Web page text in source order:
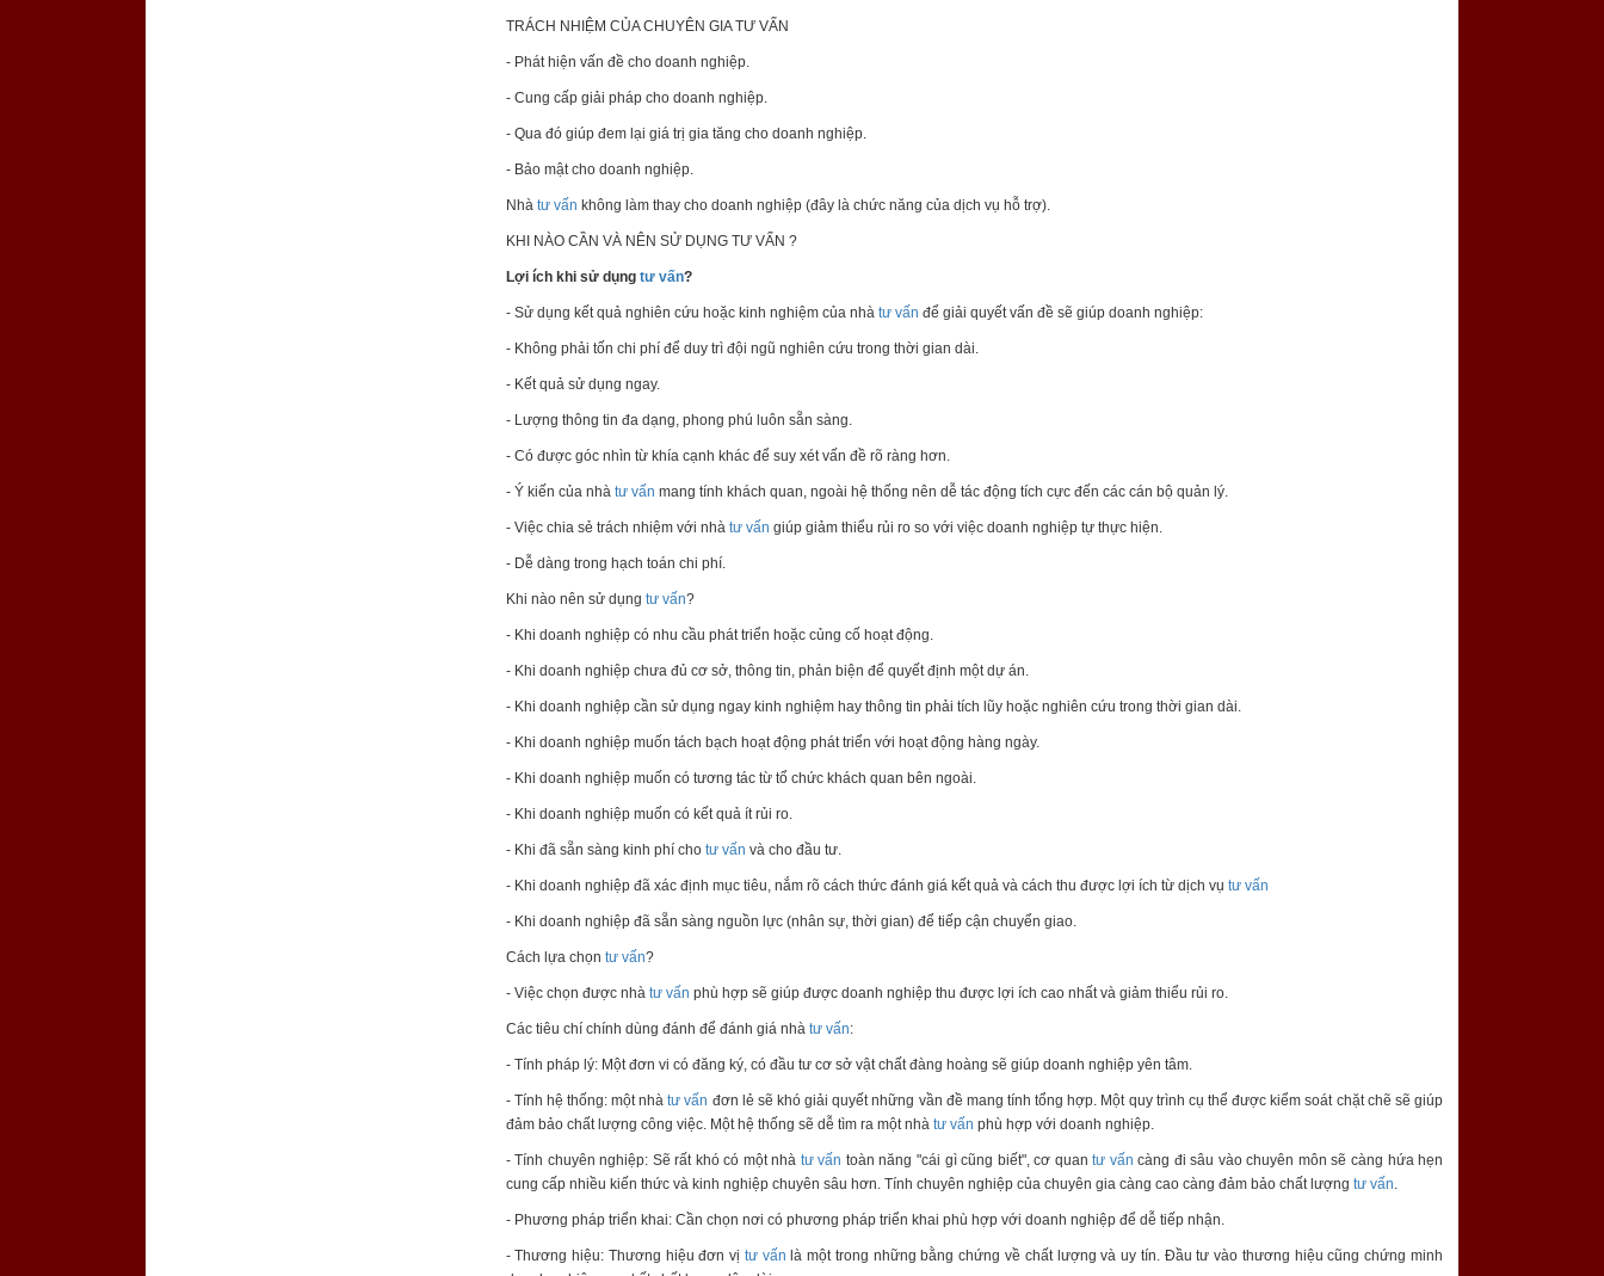
TRÁCH NHIỆM CỦA CHUYÊN GIA TƯ VẤN
- Phát hiện vấn đề cho doanh nghiệp.
- Cung cấp giải pháp cho doanh nghiệp.
- Qua đó giúp đem lại giá trị gia tăng cho doanh nghiệp.
- Bảo mật cho doanh nghiệp.
Nhà tư vấn không làm thay cho doanh nghiệp (đây là chức năng của dịch vụ hỗ trợ).
KHI NÀO CẦN VÀ NÊN SỬ DỤNG TƯ VẤN ?
Lợi ích khi sử dụng tư vấn?
- Sử dụng kết quả nghiên cứu hoặc kinh nghiệm của nhà tư vấn để giải quyết vấn đề sẽ giúp doanh nghiệp:
- Không phải tốn chi phí để duy trì đội ngũ nghiên cứu trong thời gian dài.
- Kết quả sử dụng ngay.
- Lượng thông tin đa dạng, phong phú luôn sẵn sàng.
- Có được góc nhìn từ khía cạnh khác để suy xét vấn đề rõ ràng hơn.
- Ý kiến của nhà tư vấn mang tính khách quan, ngoài hệ thống nên dễ tác động tích cực đến các cán bộ quản lý.
- Việc chia sẻ trách nhiệm với nhà tư vấn giúp giảm thiểu rủi ro so với việc doanh nghiệp tự thực hiện.
- Dễ dàng trong hạch toán chi phí.
Khi nào nên sử dụng tư vấn?
- Khi doanh nghiệp có nhu cầu phát triển hoặc củng cố hoạt động.
- Khi doanh nghiệp chưa đủ cơ sở, thông tin, phản biện để quyết định một dự án.
- Khi doanh nghiệp cần sử dụng ngay kinh nghiệm hay thông tin phải tích lũy hoặc nghiên cứu trong thời gian dài.
- Khi doanh nghiệp muốn tách bạch hoạt động phát triển với hoạt động hàng ngày.
- Khi doanh nghiệp muốn có tương tác từ tổ chức khách quan bên ngoài.
- Khi doanh nghiệp muốn có kết quả ít rủi ro.
- Khi đã sẵn sàng kinh phí cho tư vấn và cho đầu tư.
- Khi doanh nghiệp đã xác định mục tiêu, nắm rõ cách thức đánh giá kết quả và cách thu được lợi ích từ dịch vụ tư vấn
- Khi doanh nghiệp đã sẵn sàng nguồn lực (nhân sự, thời gian) để tiếp cận chuyển giao.
Cách lựa chọn tư vấn?
- Việc chọn được nhà tư vấn phù hợp sẽ giúp được doanh nghiệp thu được lợi ích cao nhất và giảm thiểu rủi ro.
Các tiêu chí chính dùng đánh để đánh giá nhà tư vấn:
- Tính pháp lý: Một đơn vi có đăng ký, có đầu tư cơ sở vật chất đàng hoàng sẽ giúp doanh nghiệp yên tâm.
- Tính hệ thống: một nhàtư vấn đơn lẻ sẽ khó giải quyết những vần đề mang tính tổng hợp. Một quy trình cụ thể được kiểm soát chặt chẽ sẽ giúp
đảm bảo chất lượng công việc. Một hệ thống sẽ dễ tìm ra một nhà tư vấn phù hợp với doanh nghiệp.
- Tính chuyên nghiệp: Sẽ rất khó có một nhà tư vấn toàn năng "cái gì cũng biết", cơ quantư vấn càng đi sâu vào chuyên môn sẽ càng hứa hẹn
cung cấp nhiều kiến thức và kinh nghiệp chuyên sâu hơn. Tính chuyên nghiệp của chuyên gia càng cao càng đảm bảo chất lượng tư vấn.
- Phương pháp triển khai: Cần chọn nơi có phương pháp triển khai phù hợp với doanh nghiệp để dễ tiếp nhận.
- Thương hiệu: Thương hiệu đơn vị tư vấn là một trong những bằng chứng về chất lượng và uy tín. Đầu tư vào thương hiệu cũng chứng minh